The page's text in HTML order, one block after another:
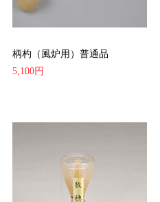
柄杓（風炉用）普通品
5,100円